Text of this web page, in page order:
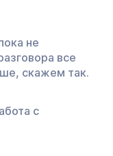
не
все
скажем так.
с